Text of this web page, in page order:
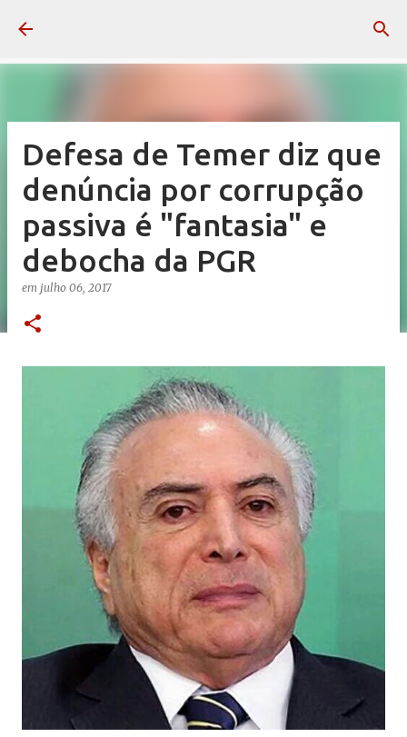
Defesa de Temer diz que
denúncia por corrupção
passiva é "fantasia" e
debocha da PGR
em julho 06, 2017